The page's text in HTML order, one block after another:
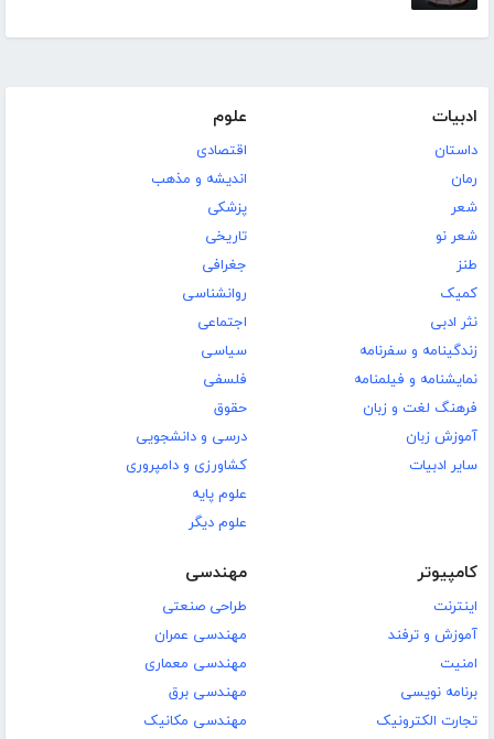
ادبیات
داستان
رمان
شعر
شعر نو
طنز
کمیک
نثر ادبی
زندگینامه و سفرنامه
نمایشنامه و فیلمنامه
فرهنگ لغت و زبان
آموزش زبان
سایر ادبیات
علوم
اقتصادی
اندیشه و مذهب
پزشکی
تاریخی
جغرافی
روانشناسی
اجتماعی
سیاسی
فلسفی
حقوق
درسی و دانشجویی
کشاورزی و دامپروری
علوم پایه
علوم دیگر
کامپیوتر
اینترنت
آموزش و ترفند
امنیت
برنامه نویسی
تجارت الکترونیک
مهندسی
طراحی صنعتی
مهندسی عمران
مهندسی معماری
مهندسی برق
مهندسی مکانیک